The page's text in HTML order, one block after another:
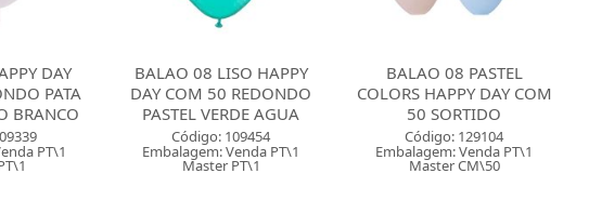
HAPPY
AGUA
PT\1
BALAO 08 PASTEL
COLORS HAPPY DAY COM
50 SORTIDO
Código: 129104
Embalagem: Venda PT\1
Master CM\50
BALAO 08 LISO HAPPY
DAY COM 50 REDONDO
PASTEL MARFIM
Código: 129105
Embalagem: Venda PT\1
Master CM\50